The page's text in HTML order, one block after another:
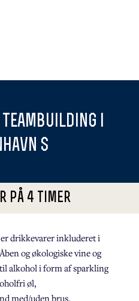
teambuilding i
s
på 4 timer
er drikkevarer inkluderet i
og økologiske vine og
alkohol i form af sparkling
øl,